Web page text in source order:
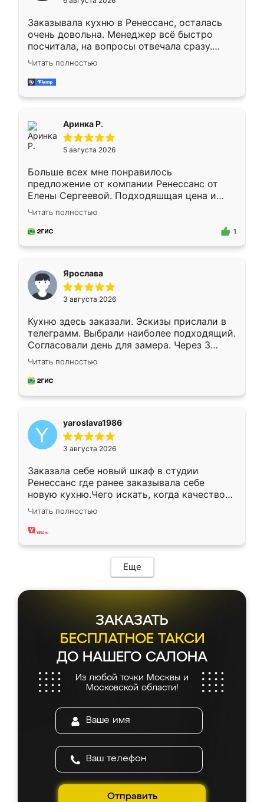
мебели буду заказывать только здесь.
Заказывала кухню в Ренессанс, осталась
очень довольна. Менеджер всё быстро
посчитала, на вопросы отвечала сразу.
Замерщик приехал в субботу, подошёл к
делу со всей ответственностью. Собрали
за день, ребята работали аккуратно, даже
Читать полностью
Аринка Р.
5 августа 2026
Больше всех мне понравилось
предложение от компании Ренессанс от
Елены Сергеевой. Подходяшщая цена и
короткие сроки изготовления. Приехавший
для замера сотрудник Владислав
предложил по моему эскизу самый
Читать полностью
1
Ярослава
3 августа 2026
Кухню здесь заказали. Эскизы прислали в
телеграмм. Выбрали наиболее подходящий.
Согласовали день для замера. Через 3
недели кухня была уже готова. Остались
довольны работой. Спасибо Ренессанс
мебель за качественную работу!
Читать полностью
yaroslava1986
3 августа 2026
Заказала себе новый шкаф в студии
Ренессанс где ранее заказывала себе
новую кухню.Чего искать, когда качеством
вполне довольна. Служит кухня уже почти
два года, нареканий нет.
Читать полностью
Еще
ЗАКАЗАТЬ
БЕСПЛАТНОЕ ТАКСИ
ДО НАШЕГО САЛОНА
Из любой точки Москвы и
Московской области!
Отправить